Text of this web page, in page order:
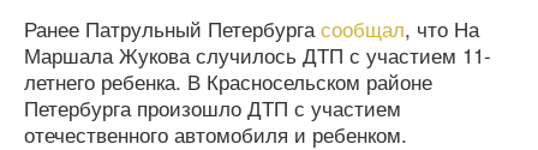
Ранее Патрульный Петербургасообщал, что На
Маршала Жукова случилось ДТП с участием 11-
летнего ребенка. В Красносельском районе
Петербурга произошло ДТП с участием
отечественного автомобиля и ребенком.